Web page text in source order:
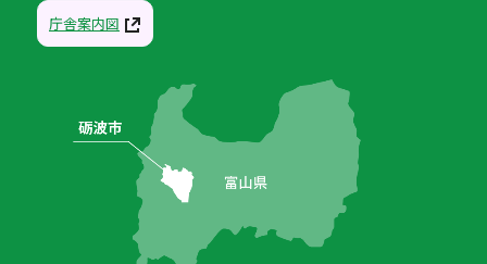
庁舎案内図